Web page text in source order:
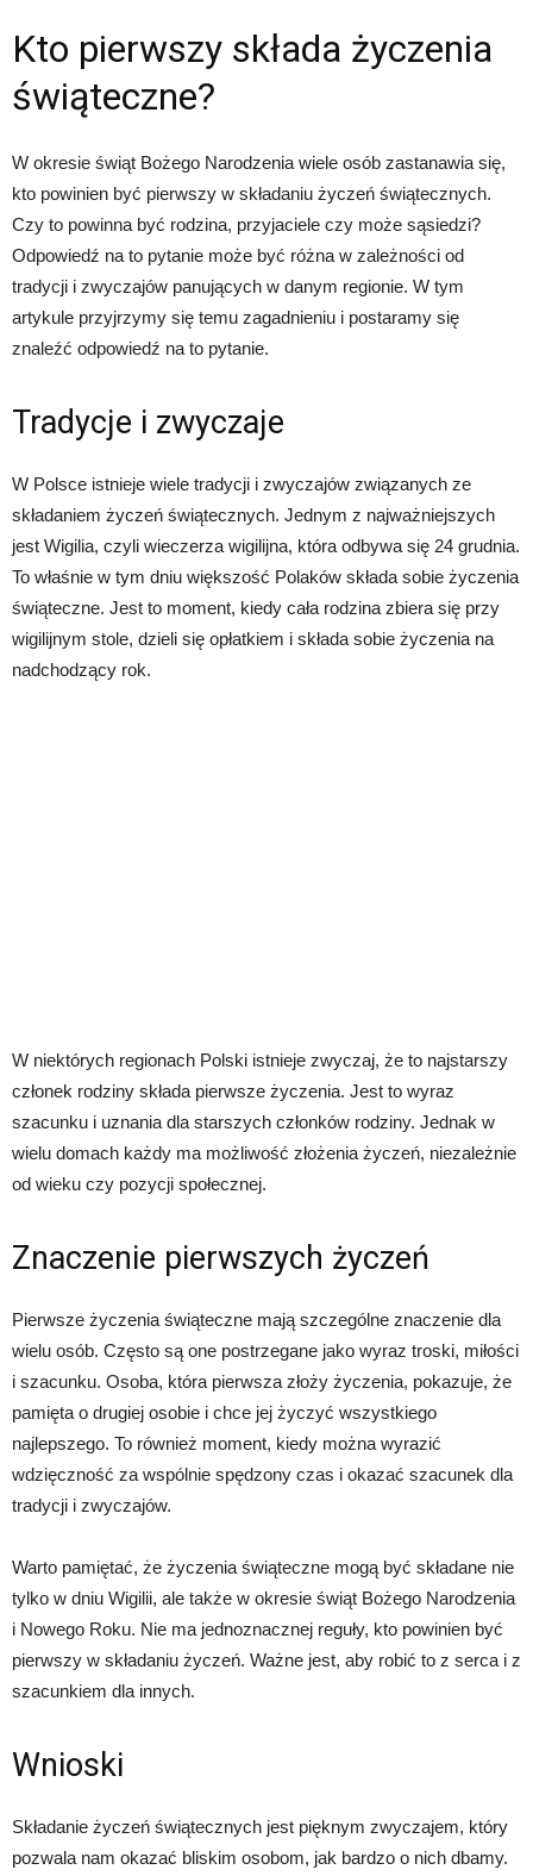
Kto pierwszy składa życzenia
świąteczne?
W okresie świąt Bożego Narodzenia wiele osób zastanawia się,
kto powinien być pierwszy w składaniu życzeń świątecznych.
Czy to powinna być rodzina, przyjaciele czy może sąsiedzi?
Odpowiedź na to pytanie może być różna w zależności od
tradycji i zwyczajów panujących w danym regionie. W tym
artykule przyjrzymy się temu zagadnieniu i postaramy się
znaleźć odpowiedź na to pytanie.
Tradycje i zwyczaje
W Polsce istnieje wiele tradycji i zwyczajów związanych ze
składaniem życzeń świątecznych. Jednym z najważniejszych
jest Wigilia, czyli wieczerza wigilijna, która odbywa się 24 grudnia.
To właśnie w tym dniu większość Polaków składa sobie życzenia
świąteczne. Jest to moment, kiedy cała rodzina zbiera się przy
wigilijnym stole, dzieli się opłatkiem i składa sobie życzenia na
nadchodzący rok.
W niektórych regionach Polski istnieje zwyczaj, że to najstarszy
członek rodziny składa pierwsze życzenia. Jest to wyraz
szacunku i uznania dla starszych członków rodziny. Jednak w
wielu domach każdy ma możliwość złożenia życzeń, niezależnie
od wieku czy pozycji społecznej.
Znaczenie pierwszych życzeń
Pierwsze życzenia świąteczne mają szczególne znaczenie dla
wielu osób. Często są one postrzegane jako wyraz troski, miłości
i szacunku. Osoba, która pierwsza złoży życzenia, pokazuje, że
pamięta o drugiej osobie i chce jej życzyć wszystkiego
najlepszego. To również moment, kiedy można wyrazić
wdzięczność za wspólnie spędzony czas i okazać szacunek dla
tradycji i zwyczajów.
Warto pamiętać, że życzenia świąteczne mogą być składane nie
tylko w dniu Wigilii, ale także w okresie świąt Bożego Narodzenia
i Nowego Roku. Nie ma jednoznacznej reguły, kto powinien być
pierwszy w składaniu życzeń. Ważne jest, aby robić to z serca i z
szacunkiem dla innych.
Wnioski
Składanie życzeń świątecznych jest pięknym zwyczajem, który
pozwala nam okazać bliskim osobom, jak bardzo o nich dbamy.